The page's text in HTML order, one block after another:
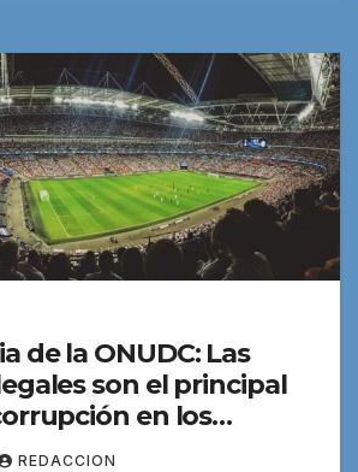
de la ONUDC: Las
son el principal
en los
REDACCION